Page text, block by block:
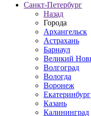
Санкт-Петербург
Назад
Города
Архангельск
Астрахань
Барнаул
Великий
Волгоград
Вологда
Воронеж
Екатеринбург
Казань
Калининград